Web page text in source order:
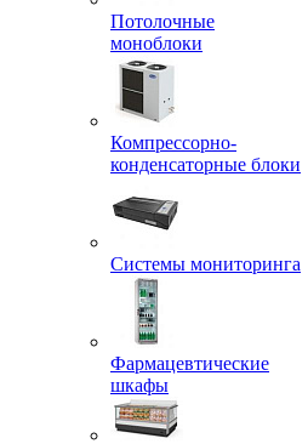
Потолочные
моноблоки
Компрессорно-
конденсаторные блоки
Системы мониторинга
Фармацевтические
шкафы